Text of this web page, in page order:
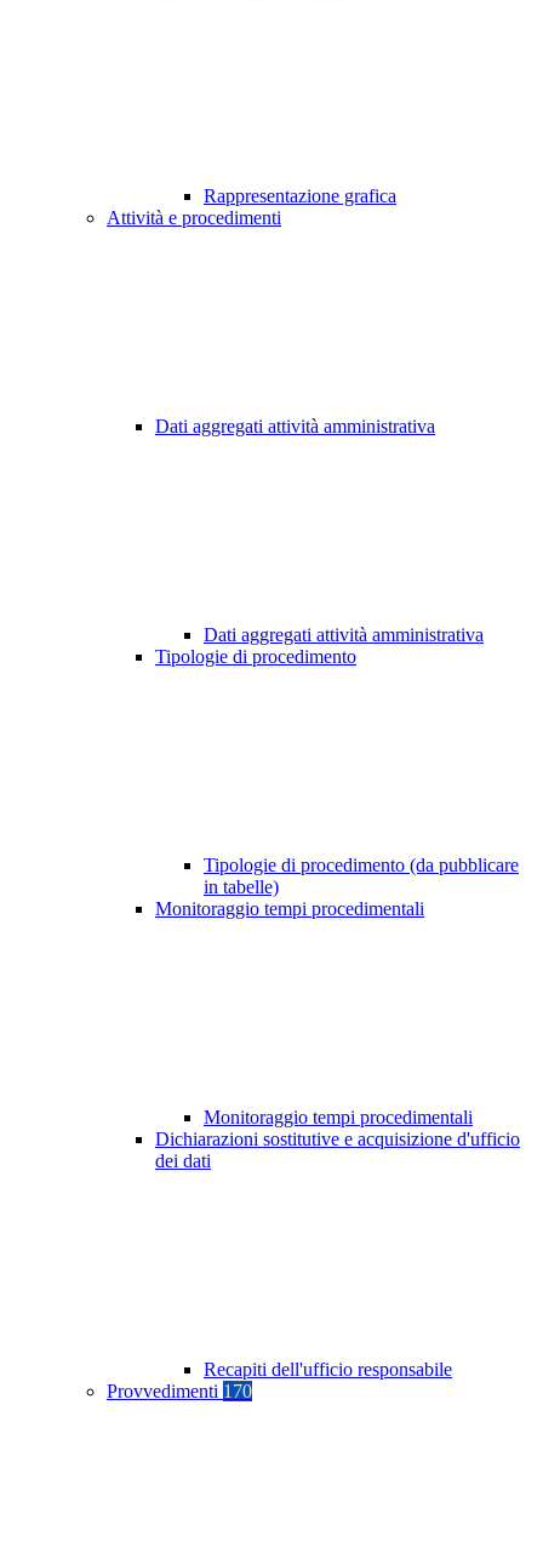
Rappresentazione grafica
Attività e procedimenti
Dati aggregati attività amministrativa
Dati aggregati attività amministrativa
Tipologie di procedimento
Tipologie di procedimento (da pubblicare
in tabelle)
Monitoraggio tempi procedimentali
Monitoraggio tempi procedimentali
Dichiarazioni sostitutive e acquisizione d'ufficio
dei dati
Recapiti dell'ufficio responsabile
Provvedimenti 170